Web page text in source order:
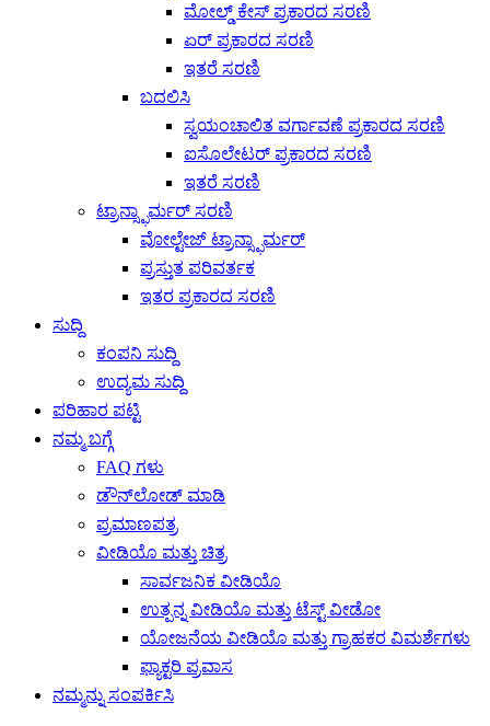
ಮೋಲ್ಡ್ ಕೇಸ್ ಪ್ರಕಾರದ ಸರಣಿ
ಏರ್ ಪ್ರಕಾರದ ಸರಣಿ
ಇತರೆ ಸರಣಿ
ಬದಲಿಸಿ
ಸ್ವಯಂಚಾಲಿತ ವರ್ಗಾವಣೆ ಪ್ರಕಾರದ ಸರಣಿ
ಐಸೊಲೇಟರ್ ಪ್ರಕಾರದ ಸರಣಿ
ಇತರೆ ಸರಣಿ
ಟ್ರಾನ್ಸ್ಫಾರ್ಮರ್ ಸರಣಿ
ವೋಲ್ಟೇಜ್ ಟ್ರಾನ್ಸ್ಫಾರ್ಮರ್
ಪ್ರಸ್ತುತ ಪರಿವರ್ತಕ
ಇತರ ಪ್ರಕಾರದ ಸರಣಿ
ಸುದ್ದಿ
ಕಂಪನಿ ಸುದ್ದಿ
ಉದ್ಯಮ ಸುದ್ದಿ
ಪರಿಹಾರ ಪಟ್ಟಿ
ನಮ್ಮ ಬಗ್ಗೆ
FAQ ಗಳು
ಡೌನ್‌ಲೋಡ್ ಮಾಡಿ
ಪ್ರಮಾಣಪತ್ರ
ವೀಡಿಯೊ ಮತ್ತು ಚಿತ್ರ
ಸಾರ್ವಜನಿಕ ವೀಡಿಯೊ
ಉತ್ಪನ್ನ ವೀಡಿಯೊ ಮತ್ತು ಟೆಸ್ಟ್ ವೀಡೋ
ಯೋಜನೆಯ ವೀಡಿಯೊ ಮತ್ತು ಗ್ರಾಹಕರ ವಿಮರ್ಶೆಗಳು
ಫ್ಯಾಕ್ಟರಿ ಪ್ರವಾಸ
ನಮ್ಮನ್ನು ಸಂಪರ್ಕಿಸಿ